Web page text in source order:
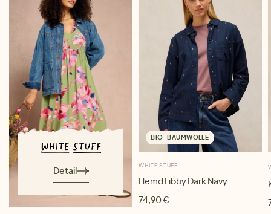
Detail
BIO-BAUMWOLLE
WHITE STUFF
Hemd Libby Dark Navy
74,90 €